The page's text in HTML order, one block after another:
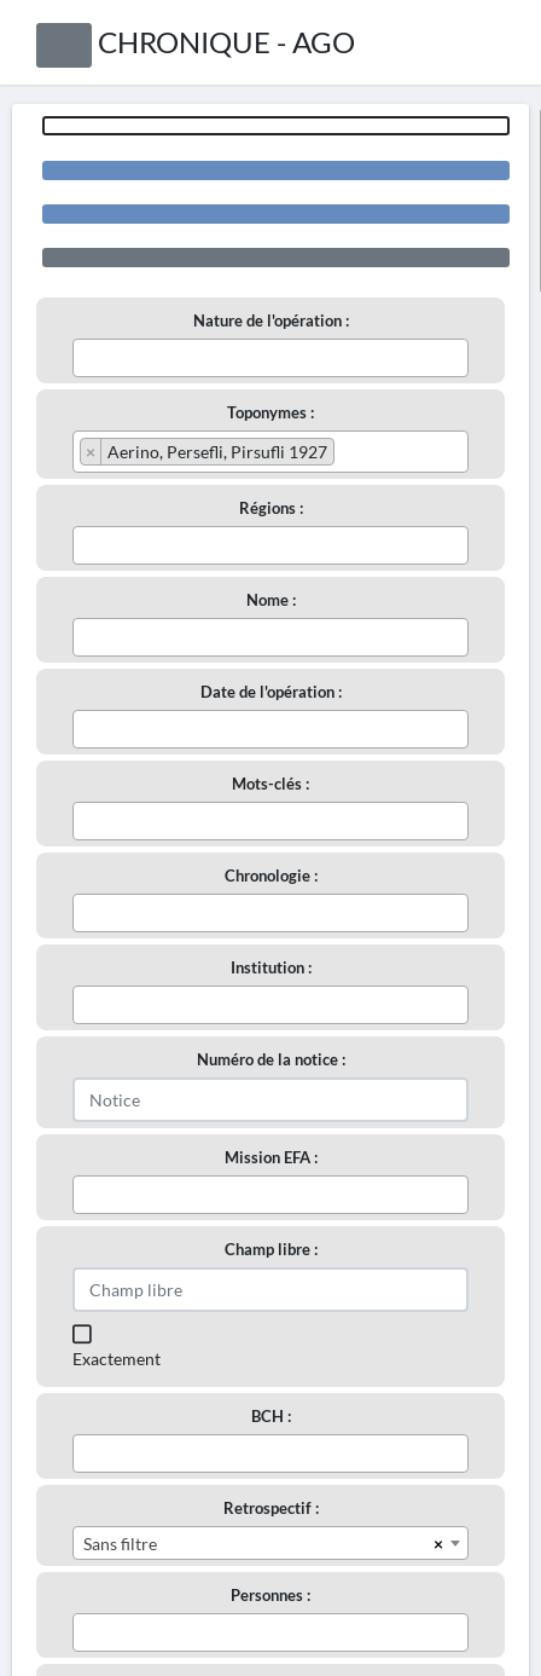
CHRONIQUE - AGO
Nature de l'opération :
Toponymes :
× Aerino, Persefli, Pirsufli 1927
Régions :
Nome :
Date de l'opération :
Mots-clés :
Chronologie :
Institution :
Numéro de la notice :
Mission EFA :
Champ libre :
Exactement
BCH :
Retrospectif :
×
Sans filtre
Personnes :